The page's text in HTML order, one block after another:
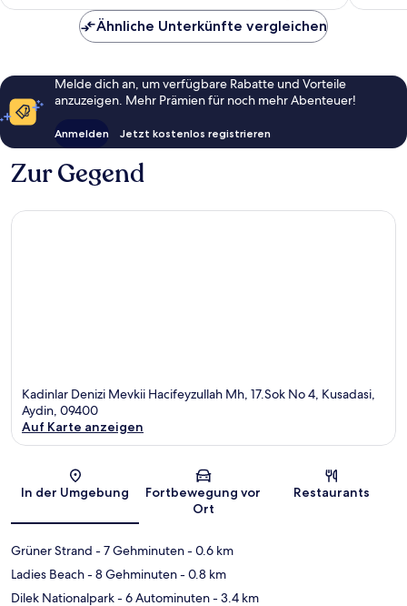
Ähnliche Unterkünfte vergleichen
Melde dich an, um verfügbare Rabatte und Vorteile
anzuzeigen. Mehr Prämien für noch mehr Abenteuer!
Anmelden Jetzt kostenlos registrieren
Zur Gegend
Kadinlar Denizi Mevkii Hacifeyzullah Mh, 17.Sok No 4, Kusadasi,
Aydin, 09400
Auf Karte anzeigen
In der Umgebung
Fortbewegung vor
Ort
Restaurants
Grüner Strand - 7 Gehminuten- 0.6 km
Ladies Beach- 8 Gehminuten- 0.8 km
Dilek Nationalpark- 6 Autominuten- 3.4 km